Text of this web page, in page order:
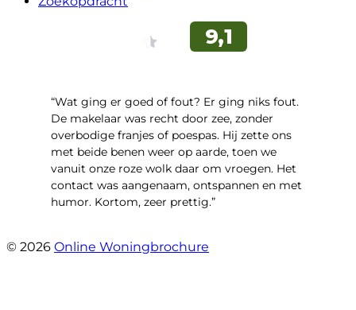
“Wat ging er goed of fout? Er ging niks fout.
De makelaar was recht door zee, zonder
overbodige franjes of poespas. Hij zette ons
met beide benen weer op aarde, toen we
vanuit onze roze wolk daar om vroegen. Het
contact was aangenaam, ontspannen en met
humor. Kortom, zeer prettig.”
© 2026 Online Woningbrochure